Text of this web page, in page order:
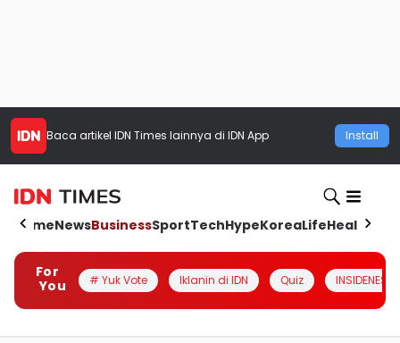
Baca artikel IDN Times lainnya di IDN App Install
HomeNewsBusinessSportTechHypeKoreaLifeHealth
For
You
# Yuk Vote Iklanin di IDN Quiz INSIDENESIA